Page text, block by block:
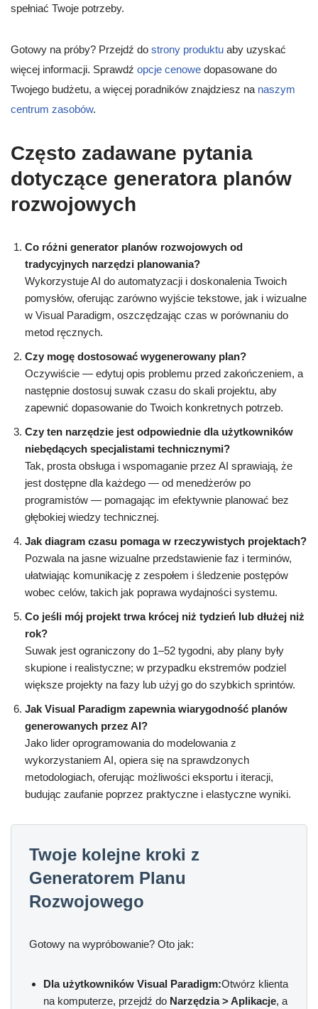
spełniać Twoje potrzeby.
Gotowy na próby? Przejdź do strony produktu aby uzyskać
więcej informacji. Sprawdź opcje cenowe dopasowane do
Twojego budżetu, a więcej poradników znajdziesz na naszym
centrum zasobów.
Często zadawane pytania
dotyczące generatora planów
rozwojowych
Co różni generator planów rozwojowych od
tradycyjnych narzędzi planowania?
Wykorzystuje AI do automatyzacji i doskonalenia Twoich
pomysłów, oferując zarówno wyjście tekstowe, jak i wizualne
w Visual Paradigm, oszczędzając czas w porównaniu do
metod ręcznych.
Czy mogę dostosować wygenerowany plan?
Oczywiście — edytuj opis problemu przed zakończeniem, a
następnie dostosuj suwak czasu do skali projektu, aby
zapewnić dopasowanie do Twoich konkretnych potrzeb.
Czy ten narzędzie jest odpowiednie dla użytkowników
niebędących specjalistami technicznymi?
Tak, prosta obsługa i wspomaganie przez AI sprawiają, że
jest dostępne dla każdego — od menedżerów po
programistów — pomagając im efektywnie planować bez
głębokiej wiedzy technicznej.
Jak diagram czasu pomaga w rzeczywistych projektach?
Pozwala na jasne wizualne przedstawienie faz i terminów,
ułatwiając komunikację z zespołem i śledzenie postępów
wobec celów, takich jak poprawa wydajności systemu.
Co jeśli mój projekt trwa krócej niż tydzień lub dłużej niż
rok?
Suwak jest ograniczony do 1–52 tygodni, aby plany były
skupione i realistyczne; w przypadku ekstremów podziel
większe projekty na fazy lub użyj go do szybkich sprintów.
Jak Visual Paradigm zapewnia wiarygodność planów
generowanych przez AI?
Jako lider oprogramowania do modelowania z
wykorzystaniem AI, opiera się na sprawdzonych
metodologiach, oferując możliwości eksportu i iteracji,
budując zaufanie poprzez praktyczne i elastyczne wyniki.
Twoje kolejne kroki z
Generatorem Planu
Rozwojowego
Gotowy na wypróbowanie? Oto jak:
Dla użytkowników Visual Paradigm:Otwórz klienta
na komputerze, przejdź do Narzędzia > Aplikacje, a